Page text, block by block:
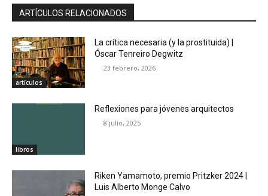
ARTÍCULOS RELACIONADOS
artículos
La crítica necesaria (y la prostituida) |
Óscar Tenreiro Degwitz
23 febrero, 2026
libros
Reflexiones para jóvenes arquitectos
8 julio, 2025
Riken Yamamoto, premio Pritzker 2024 |
Luis Alberto Monge Calvo